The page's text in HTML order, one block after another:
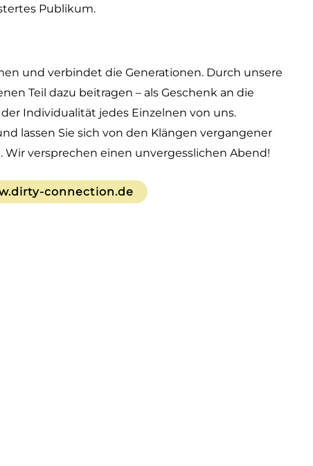
Publikum.
und verbindet die Generationen. Durch unsere
Teil dazu beitragen – als Geschenk an die
Individualität jedes Einzelnen von uns.
lassen Sie sich von den Klängen vergangener
versprechen einen unvergesslichen Abend!
connection.de